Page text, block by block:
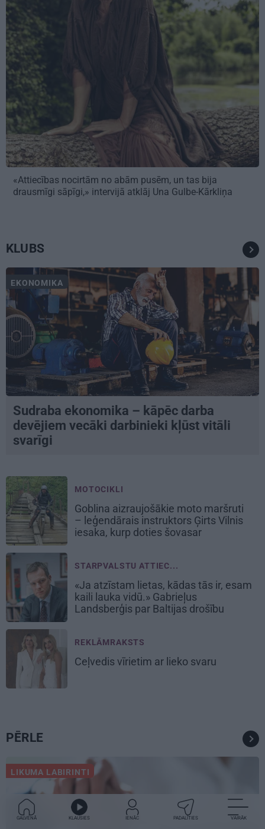
«Attiecības nocirtām no abām pusēm, un tas bija
drausmīgi sāpīgi,» intervijā atklāj Una Gulbe-Kārkliņa
KLUBS
EKONOMIKA
Sudraba ekonomika – kāpēc darba
devējiem vecāki darbinieki kļūst vitāli
svarīgi
MOTOCIKLI
Goblina aizraujošākie moto maršruti
– leģendārais instruktors Ģirts Vilnis
iesaka, kurp doties šovasar
STARPVALSTU ATTIEC...
«Ja atzīstam lietas, kādas tās ir, esam
kaili lauka vidū.» Gabrieļus
Landsberģis par Baltijas drošību
REKLĀMRAKSTS
Ceļvedis vīrietim ar lieko svaru
PĒRLE
LIKUMA LABIRINTI
GALVENĀ KLAUSIES IENĀC PADALĪTIES VAIRĀK